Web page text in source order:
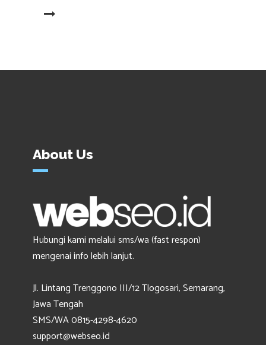
About Us
Hubungi kami melalui sms/wa (fast respon)
mengenai info lebih lanjut.
Jl. Lintang Trenggono III/12 Tlogosari, Semarang,
Jawa Tengah
SMS/WA 0815-4298-4620
support@webseo.id